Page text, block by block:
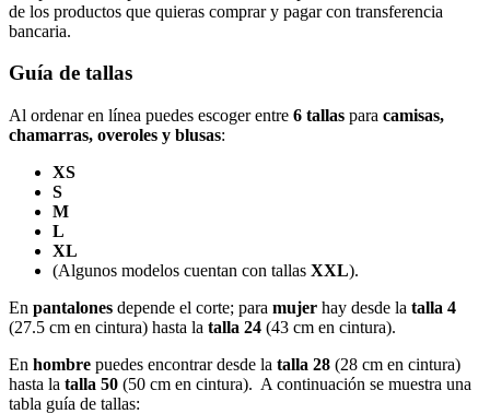
de los productos que quieras comprar y pagar con transferencia
bancaria.
Guía de tallas
Al ordenar en línea puedes escoger entre 6 tallas para camisas,
chamarras, overoles y blusas:
XS
S
M
L
XL
(Algunos modelos cuentan con tallas XXL).
En pantalones depende el corte; para mujer hay desde la talla 4
(27.5 cm en cintura) hasta la talla 24 (43 cm en cintura).
En hombre puedes encontrar desde la talla 28 (28 cm en cintura)
hasta la talla 50 (50 cm en cintura). A continuación se muestra una
tabla guía de tallas: